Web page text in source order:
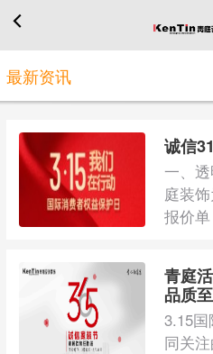
最新资讯
诚信
一、
庭装
报价
青庭
品质
3.15
同关